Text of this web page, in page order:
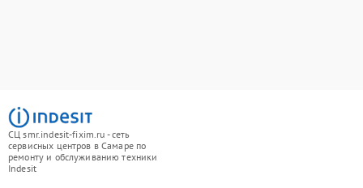
СЦ smr.indesit-fixim.ru - сеть
сервисных центров в Самаре по
ремонту и обслуживанию техники
Indesit